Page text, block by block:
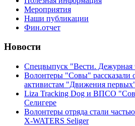
Мероприятия
Наши публикации
Фин.отчет
Новости
Спецвыпуск "Вести. Дежурная
Волонтеры "Совы" рассказали
активистам "Движения
Liza Tracking Dog и ВПСО
Селигере
Волонтеры отряда стали
X-WATERS Seliger